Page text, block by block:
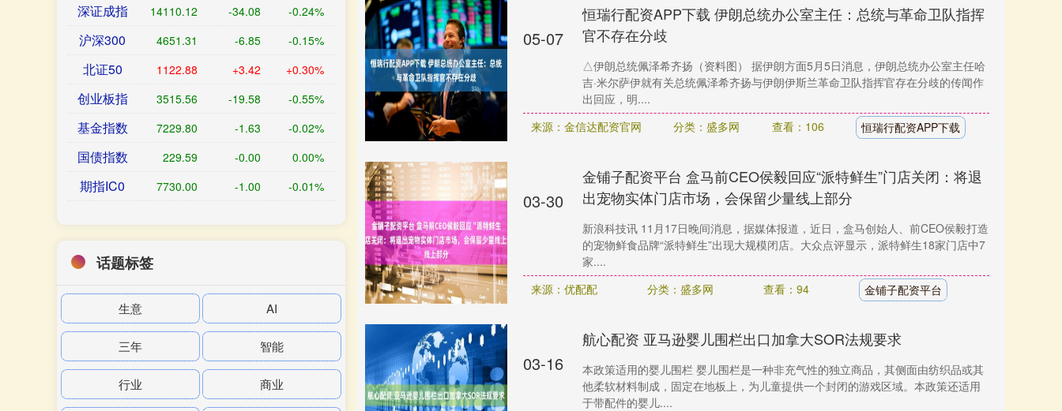
05-07
恒瑞行配资APP下载 伊朗总统办公室主任：总统与革命卫队指挥
官不存在分歧
△伊朗总统佩泽希齐扬（资料图） 据伊朗方面5月5日消息，伊朗总统办公室主任哈
吉·米尔萨伊就有关总统佩泽希齐扬与伊朗伊斯兰革命卫队指挥官存在分歧的传闻作
出回应，明....
来源：金信达配资官网
分类：盛多网 查看：106 恒瑞行配资APP下载
03-30
金铺子配资平台 盒马前CEO侯毅回应“派特鲜生”门店关闭：将退
出宠物实体门店市场，会保留少量线上部分
新浪科技讯 11月17日晚间消息，据媒体报道，近日，盒马创始人、前CEO侯毅打造
的宠物鲜食品牌“派特鲜生”出现大规模闭店。大众点评显示，派特鲜生18家门店中7
家....
来源：优配配
分类：盛多网 查看：94 金铺子配资平台
03-16
航心配资 亚马逊婴儿围栏出口加拿大SOR法规要求
本政策适用的婴儿围栏 婴儿围栏是一种非充气性的独立商品，其侧面由纺织品或其
他柔软材料制成，固定在地板上，为儿童提供一个封闭的游戏区域。本政策还适用
于带配件的婴儿....
深证成指 14110.12 -34.08 -0.24%
沪深300 4651.31 -6.85 -0.15%
北证50 1122.88 +3.42 +0.30%
创业板指 3515.56 -19.58 -0.55%
基金指数 7229.80 -1.63 -0.02%
国债指数 229.59 -0.00 0.00%
期指IC0 7730.00 -1.00 -0.01%
话题标签
生意 AI
三年 智能
行业 商业